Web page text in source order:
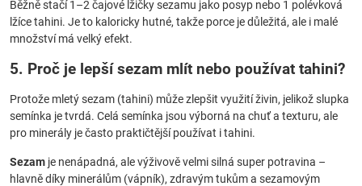
Běžně stačí 1–2 čajové lžičky sezamu jako posyp nebo 1 polévková
lžíce tahini. Je to kaloricky hutné, takže porce je důležitá, ale i malé
množství má velký efekt.
5. Proč je lepší sezam mlít nebo používat tahini?
Protože mletý sezam (tahini) může zlepšit využití živin, jelikož slupka
semínka je tvrdá. Celá semínka jsou výborná na chuť a texturu, ale
pro minerály je často praktičtější používat i tahini.
Sezam je nenápadná, ale výživově velmi silná super potravina –
hlavně díky minerálům (vápník), zdravým tukům a sezamovým